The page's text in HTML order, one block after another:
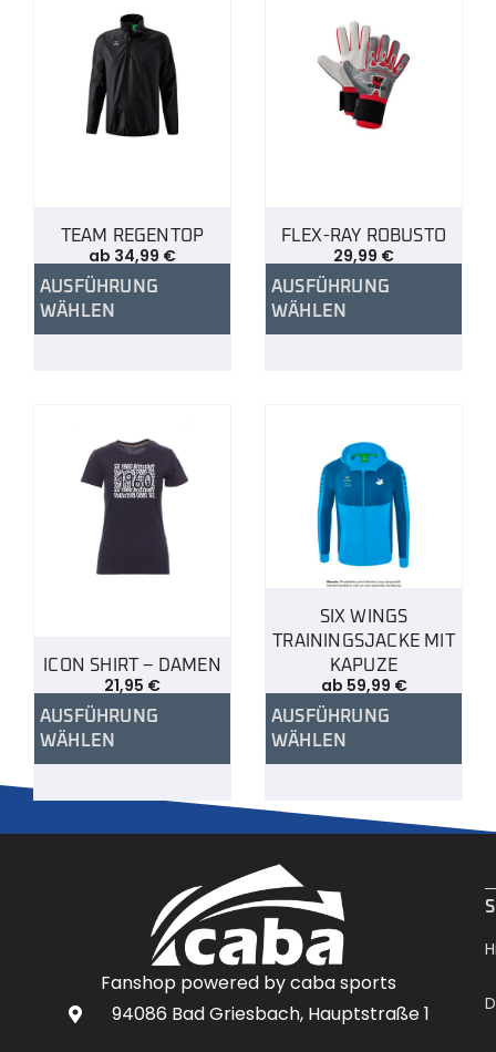
TEAM REGENTOP
ab 34,99 €
AUSFÜHRUNG
WÄHLEN
FLEX-RAY ROBUSTO
29,99 €
AUSFÜHRUNG
WÄHLEN
ICON SHIRT – DAMEN
21,95 €
AUSFÜHRUNG
WÄHLEN
SIX WINGS
TRAININGSJACKE MIT
KAPUZE
ab 59,99 €
AUSFÜHRUNG
WÄHLEN
Fanshop powered by caba sports
94086 Bad Griesbach, Hauptstraße 1